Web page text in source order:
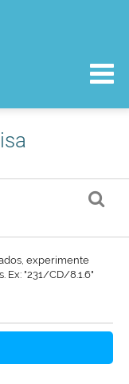
experimente
Ex: "231/CD/8.1.6"